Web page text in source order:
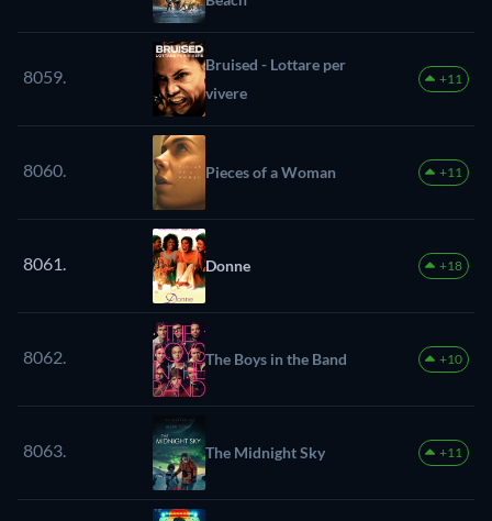
8059.
Bruised - Lottare per
vivere
+11
8060. Pieces of a Woman +11
8061. Donne +18
8062. The Boys in the Band +10
8063. The Midnight Sky +11